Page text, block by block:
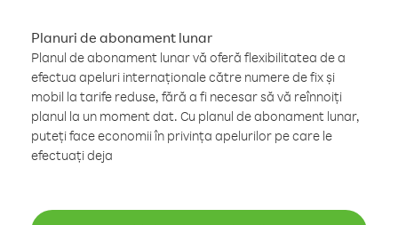
Planuri de abonament lunar
Planul de abonament lunar vă oferă flexibilitatea de a
efectua apeluri internaționale către numere de fix și
mobil la tarife reduse, fără a fi necesar să vă reînnoiți
planul la un moment dat. Cu planul de abonament lunar,
puteți face economii în privința apelurilor pe care le
efectuați deja